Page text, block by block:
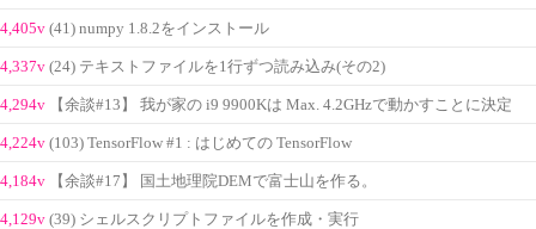
4,405v (41) numpy 1.8.2をインストール
4,337v (24) テキストファイルを1行ずつ読み込み(その2)
4,294v 【余談#13】 我が家の i9 9900Kは Max. 4.2GHzで動かすことに決定
4,224v (103) TensorFlow #1 : はじめての TensorFlow
4,184v 【余談#17】 国土地理院DEMで富士山を作る。
4,129v (39) シェルスクリプトファイルを作成・実行